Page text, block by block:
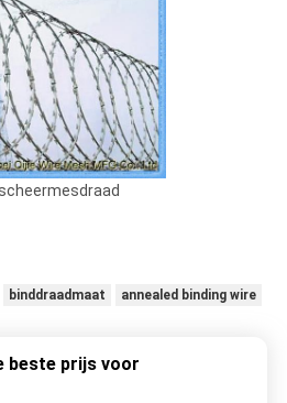
binddraadmaat annealed binding wire
beste prijs voor